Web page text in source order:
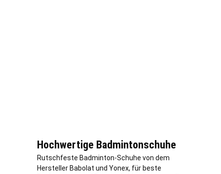
Hochwertige Badmintonschuhe
Rutschfeste Badminton-Schuhe von dem
Hersteller Babolat und Yonex, für beste